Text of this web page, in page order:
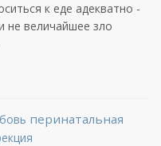
к еде адекватно -
не величайшее зло
перинатальная